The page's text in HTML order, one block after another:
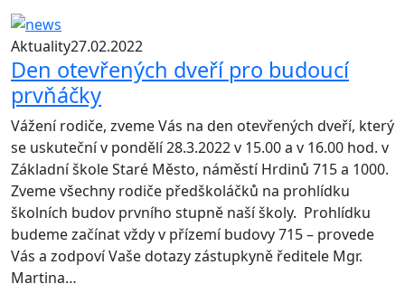
Aktuality27.02.2022
Den otevřených dveří pro budoucí
prvňáčky
Vážení rodiče, zveme Vás na den otevřených dveří, který
se uskuteční v pondělí 28.3.2022 v 15.00 a v 16.00 hod. v
Základní škole Staré Město, náměstí Hrdinů 715 a 1000.
Zveme všechny rodiče předškoláčků na prohlídku
školních budov prvního stupně naší školy. Prohlídku
budeme začínat vždy v přízemí budovy 715 – provede
Vás a zodpoví Vaše dotazy zástupkyně ředitele Mgr.
Martina…